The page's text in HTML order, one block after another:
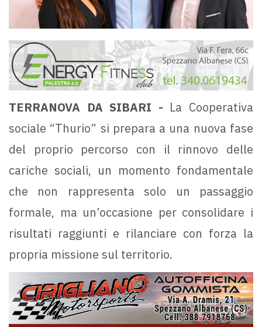
TERRANOVA DA SIBARI - La Cooperativa
sociale “Thurio” si prepara a una nuova fase
del proprio percorso con il rinnovo delle
cariche sociali, un momento fondamentale
che non rappresenta solo un passaggio
formale, ma un’occasione per consolidare i
risultati raggiunti e rilanciare con forza la
propria missione sul territorio.